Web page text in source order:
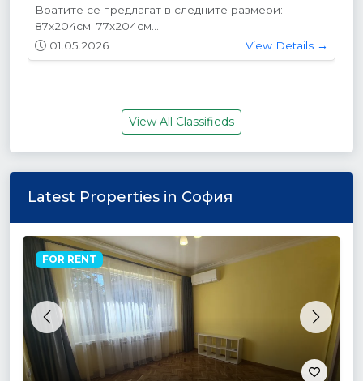
Вратите се предлагат в следните размери:
87х204см. 77х204см...
01.05.2026
View Details →
View All Classifieds
Latest Properties in София
Previous Next
FOR RENT